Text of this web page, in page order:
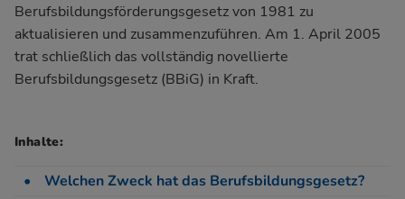
Berufsbildungsförderungsgesetz von 1981 zu
aktualisieren und zusammenzuführen. Am 1. April 2005
trat schließlich das vollständig novellierte
Berufsbildungsgesetz (BBiG) in Kraft.
Inhalte:
Welchen Zweck hat das Berufsbildungsgesetz?